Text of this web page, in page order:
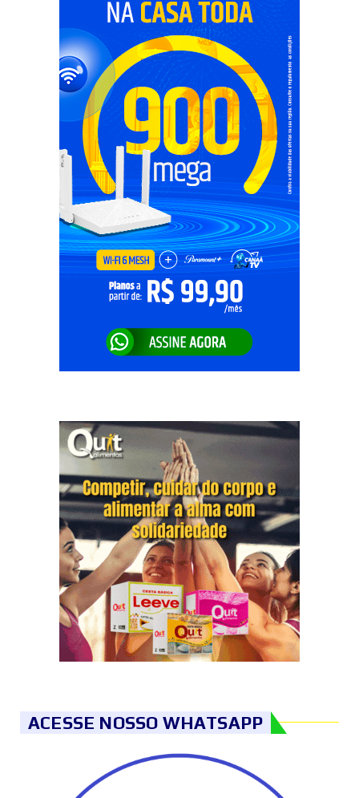
ACESSE NOSSO WHATSAPP